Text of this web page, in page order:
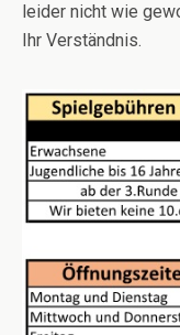
leider nicht wie
Ihr Verständnis.